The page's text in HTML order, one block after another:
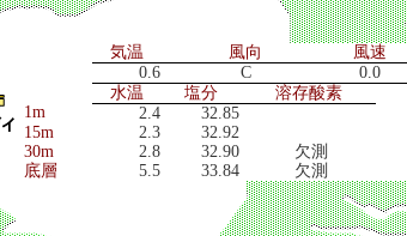
気温 風向
風速
0.6
C
0.0
水温
塩分
溶存酸素
1m
2.4
32.85
15m
2.3
32.92
30m
2.8 32.90
欠測
底層
5.5 33.84 欠測